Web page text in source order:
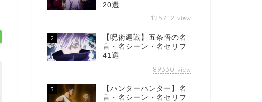
20選
125712 view
2
【呪術廻戦】五条悟の名
言・名シーン・名セリフ
41選
89330 view
3
【ハンターハンター】名
言・名シーン・名セリフ